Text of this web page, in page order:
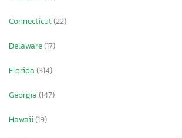
Connecticut(22)
Delaware(17)
Florida(314)
Georgia(147)
Hawaii(19)